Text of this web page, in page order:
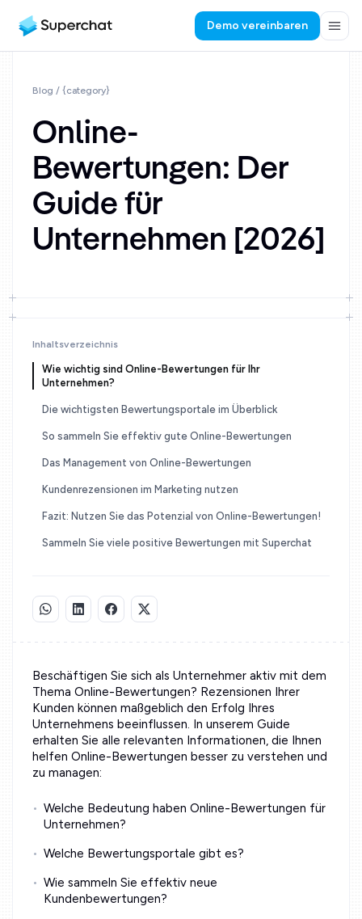
Demo vereinbaren
Blog / {category}
Online-
Bewertungen: Der
Guide für
Unternehmen [2026]
Inhaltsverzeichnis
Wie wichtig sind Online-Bewertungen für Ihr
Unternehmen?
Die wichtigsten Bewertungsportale im Überblick
So sammeln Sie effektiv gute Online-Bewertungen
Das Management von Online-Bewertungen
Kundenrezensionen im Marketing nutzen
Fazit: Nutzen Sie das Potenzial von Online-Bewertungen!
Sammeln Sie viele positive Bewertungen mit Superchat
Beschäftigen Sie sich als Unternehmer aktiv mit dem
Thema Online-Bewertungen? Rezensionen Ihrer
Kunden können maßgeblich den Erfolg Ihres
Unternehmens beeinflussen. In unserem Guide
erhalten Sie alle relevanten Informationen, die Ihnen
helfen Online-Bewertungen besser zu verstehen und
zu managen:
Welche Bedeutung haben Online-Bewertungen für
Unternehmen?
Welche Bewertungsportale gibt es?
Wie sammeln Sie effektiv neue
Kundenbewertungen?